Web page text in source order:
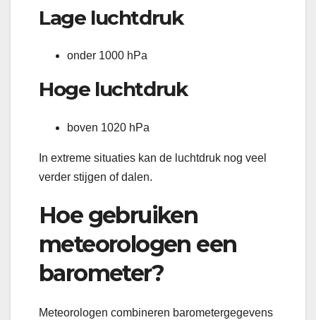
Lage luchtdruk
onder 1000 hPa
Hoge luchtdruk
boven 1020 hPa
In extreme situaties kan de luchtdruk nog veel
verder stijgen of dalen.
Hoe gebruiken
meteorologen een
barometer?
Meteorologen combineren barometergegevens